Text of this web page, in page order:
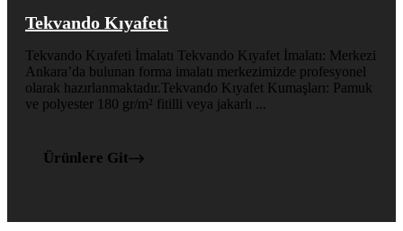
Tekvando Kıyafeti
Tekvando Kıyafeti İmalatı Tekvando Kıyafet İmalatı: Merkezi
Ankara’da bulunan forma imalatı merkezimizde profesyonel
olarak hazırlanmaktadır.Tekvando Kıyafet Kumaşları: Pamuk
ve polyester 180 gr/m² fitilli veya jakarlı ...
Ürünlere Git